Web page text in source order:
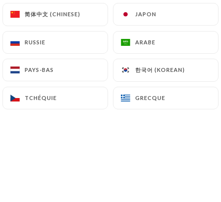
MENU
简体中文 (CHINESE) JAPON
RUSSIE ARABE
PAYS-BAS 한국어 (KOREAN)
TCHÉQUIE GRECQUE
ACCUEIL/GALERIE
简体中文 (CHINESE) JAPON
RUSSIE ARABE
PAYS-BAS 한국어 (KOREAN)
TCHÉQUIE GRECQUE